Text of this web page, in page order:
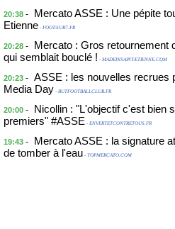
20:38 -
Mercato ASSE : Une pépite
Etienne - FOOT-SUR7.FR
20:28 -
Mercato : Gros retournement
qui semblait bouclé ! - MADEINSAINT-ETIENNE.COM
20:23 - ASSE : les nouvelles recrues
Media Day - BUTFOOTBALLCLUB.FR
20:00 -
Nicollin : "L'objectif c'est bien
premiers" #ASSE - ENVERTETCONTRETOUS.FR
19:43 -
Mercato ASSE : la signature
de tomber à l'eau - TOPMERCATO.COM